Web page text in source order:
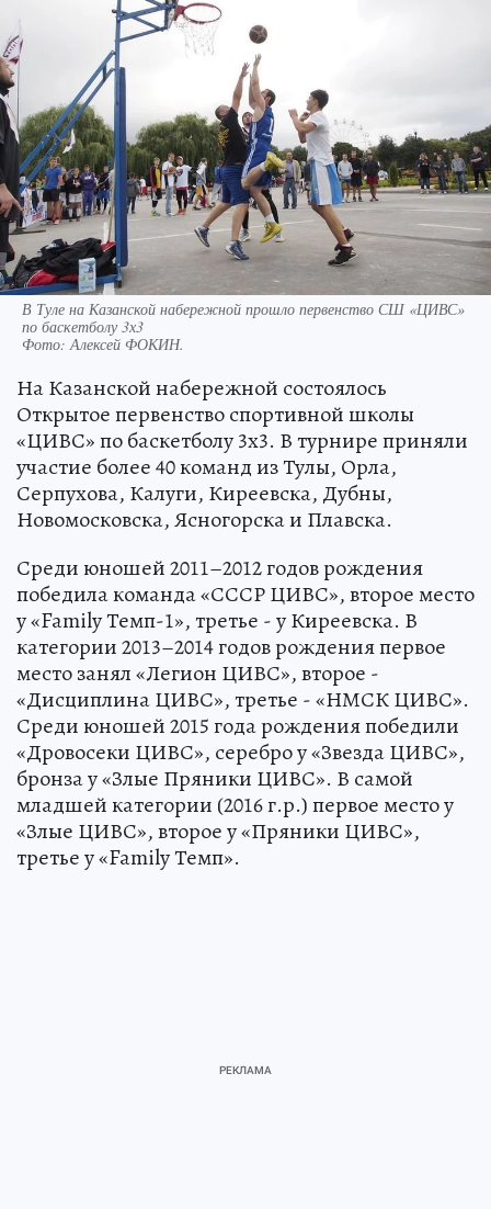
В Туле на Казанской набережной прошло первенство СШ «ЦИВС»
по баскетболу 3х3
Фото:Алексей ФОКИН.
На Казанской набережной состоялось
Открытое первенство спортивной школы
«ЦИВС» по баскетболу 3х3. В турнире приняли
участие более 40 команд из Тулы, Орла,
Серпухова, Калуги, Киреевска, Дубны,
Новомосковска, Ясногорска и Плавска.
Среди юношей 2011–2012 годов рождения
победила команда «СССР ЦИВС», второе место
у «Family Темп-1», третье - у Киреевска. В
категории 2013–2014 годов рождения первое
место занял «Легион ЦИВС», второе -
«Дисциплина ЦИВС», третье - «НМСК ЦИВС».
Среди юношей 2015 года рождения победили
«Дровосеки ЦИВС», серебро у «Звезда ЦИВС»,
бронза у «Злые Пряники ЦИВС». В самой
младшей категории (2016 г.р.) первое место у
«Злые ЦИВС», второе у «Пряники ЦИВС»,
третье у «Family Темп».